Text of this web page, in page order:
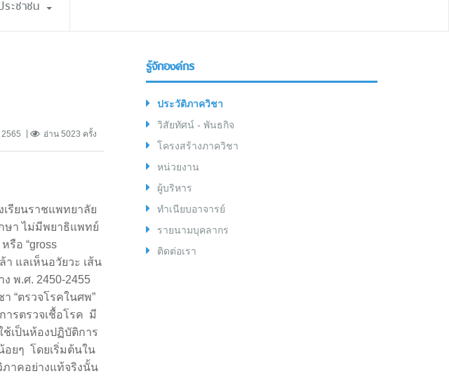
ะชาชน
อ่าน 5023 ครั้ง
เรียนราชแพทยาลัย
ษา ไม่มีพยาธิแพทย์
รือ “gross
แลเห็นอวัยวะ เส้น
พ.ศ. 2450-2455
“ตรวจโรคในศพ”
ารตรวจเชื้อโรค มี
เป็นห้องปฏิบัติการ
อยๆ โดยเริ่มต้นใน
ภาคอย่างแท้จริงนั้น
รู้จักองค์กร
ประวัติภาควิชา
วิสัยทัศน์ - พันธกิจ
โครงสร้างภาควิชา
หน่วยงาน
ผู้บริหาร
ทำเนียบอาจารย์
รายนามบุคลากร
ติดต่อเรา